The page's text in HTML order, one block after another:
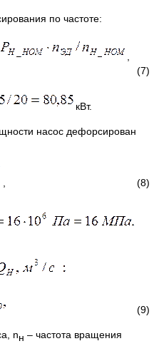
по частоте:
(7)
кВт.
насос дефорсирован
, (8)
(9)
nн – частота вращения